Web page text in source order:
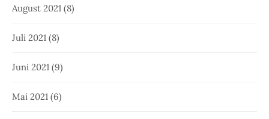
August 2021 (8)
Juli 2021 (8)
Juni 2021 (9)
Mai 2021 (6)